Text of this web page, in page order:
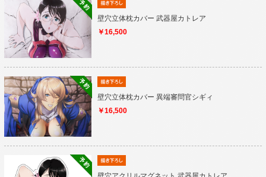
壁穴立体枕カバー 武器屋カトレア
￥16,500
壁穴立体枕カバー 異端審問官シギィ
￥16,500